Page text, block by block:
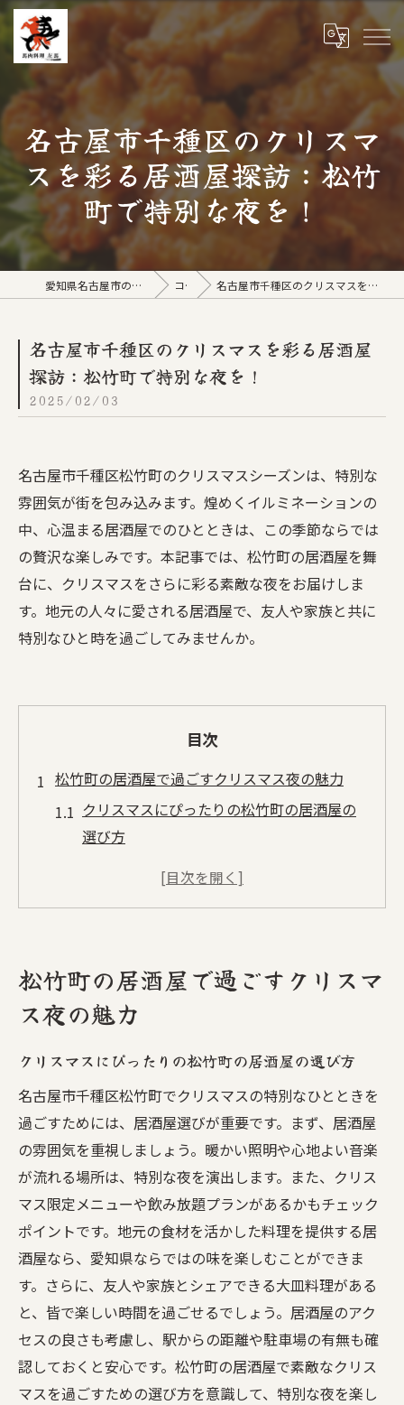
名古屋市千種区のクリスマ
スを彩る居酒屋探訪：松竹
町で特別な夜を！
愛知県名古屋市の居酒屋なら馬肉料理 左馬 コラム 名古屋市千種区のクリスマスを彩る居酒屋探訪：松竹町で特別な夜を！
名古屋市千種区のクリスマスを彩る居酒屋
探訪：松竹町で特別な夜を！
2025/02/03
名古屋市千種区松竹町のクリスマスシーズンは、特別な
雰囲気が街を包み込みます。煌めくイルミネーションの
中、心温まる居酒屋でのひとときは、この季節ならでは
の贅沢な楽しみです。本記事では、松竹町の居酒屋を舞
台に、クリスマスをさらに彩る素敵な夜をお届けしま
す。地元の人々に愛される居酒屋で、友人や家族と共に
特別なひと時を過ごしてみませんか。
目次
松竹町の居酒屋で過ごすクリスマス夜の魅力
クリスマスにぴったりの松竹町の居酒屋の
選び方
松竹町の居酒屋で味わう特別なクリスマス
松竹町で見つける隠れた居酒屋のクリスマ
スデコレーション
し方
松竹町の居酒屋で出会うクリスマスならで
はの地元の味
煌めく松竹町で見つける居酒屋の温かさ
松竹町のイルミネーションと居酒屋の魅力
的なコラボレーション
居酒屋の温かい雰囲気でクリスマスを迎え
る
松竹町の居酒屋で心に残るクリスマスのひ
ととき
クリスマスシーズンに訪れたい松竹町の居
酒屋
松竹町の居酒屋で過ごすクリスマ
ス夜の魅力
クリスマスにぴったりの松竹町の居酒屋の選び方
名古屋市千種区松竹町でクリスマスの特別なひとときを
過ごすためには、居酒屋選びが重要です。まず、居酒屋
の雰囲気を重視しましょう。暖かい照明や心地よい音楽
が流れる場所は、特別な夜を演出します。また、クリス
マス限定メニューや飲み放題プランがあるかもチェック
ポイントです。地元の食材を活かした料理を提供する居
酒屋なら、愛知県ならではの味を楽しむことができま
す。さらに、友人や家族とシェアできる大皿料理がある
と、皆で楽しい時間を過ごせるでしょう。居酒屋のアク
セスの良さも考慮し、駅からの距離や駐車場の有無も確
認しておくと安心です。松竹町の居酒屋で素敵なクリス
マスを過ごすための選び方を意識して、特別な夜を楽し